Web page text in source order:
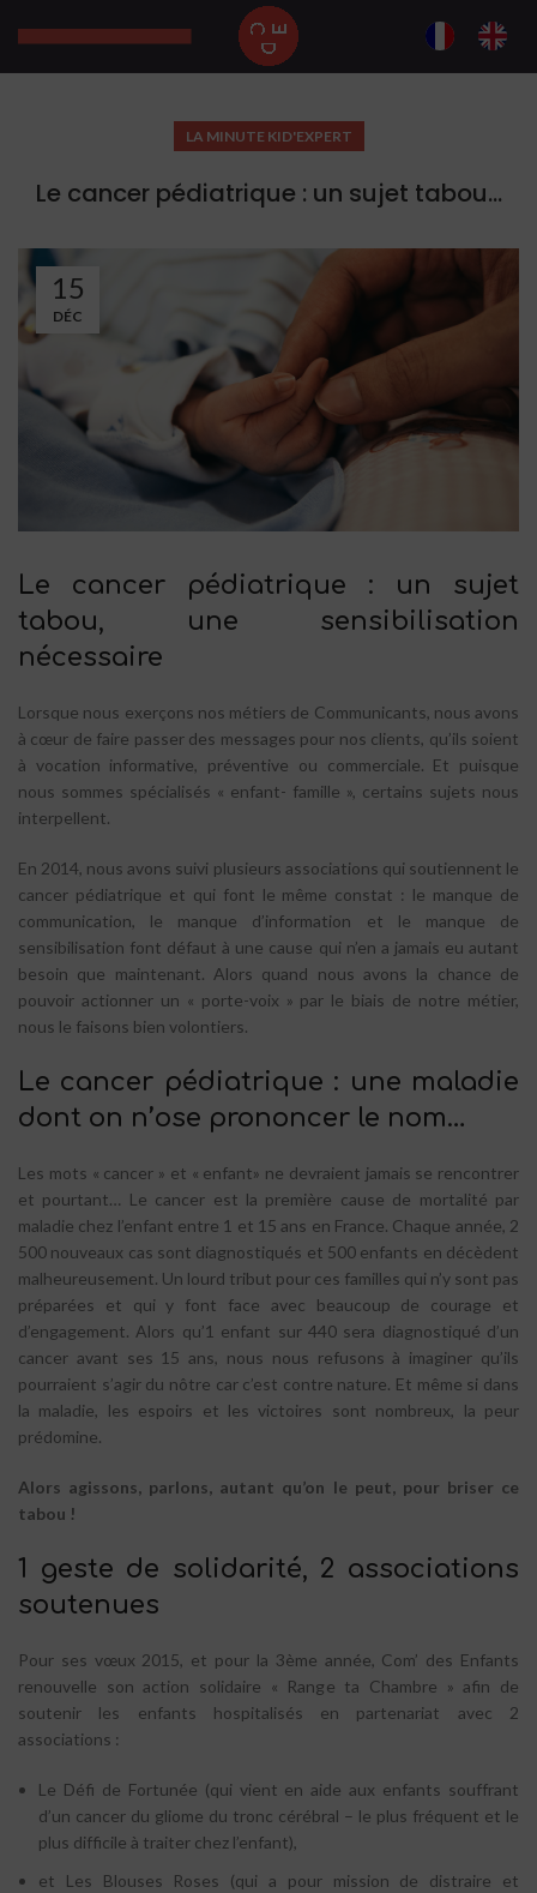
LA MINUTE KID'EXPERT
Le cancer pédiatrique : un sujet tabou…
15
DÉC
Le cancer pédiatrique : un sujet
tabou, une sensibilisation
nécessaire
Lorsque nous exerçons nos métiers de Communicants, nous avons
à cœur de faire passer des messages pour nos clients, qu’ils soient
à vocation informative, préventive ou commerciale. Et puisque
nous sommes spécialisés « enfant- famille », certains sujets nous
interpellent.
En 2014, nous avons suivi plusieurs associations qui soutiennent le
cancer pédiatrique et qui font le même constat : le manque de
communication, le manque d’information et le manque de
sensibilisation font défaut à une cause qui n’en a jamais eu autant
besoin que maintenant. Alors quand nous avons la chance de
pouvoir actionner un « porte-voix » par le biais de notre métier,
nous le faisons bien volontiers.
Le cancer pédiatrique : une maladie
dont on n’ose prononcer le nom…
Les mots « cancer » et « enfant» ne devraient jamais se rencontrer
et pourtant… Le cancer est la première cause de mortalité par
maladie chez l’enfant entre 1 et 15 ans en France. Chaque année, 2
500 nouveaux cas sont diagnostiqués et 500 enfants en décèdent
malheureusement. Un lourd tribut pour ces familles qui n’y sont pas
préparées et qui y font face avec beaucoup de courage et
d’engagement. Alors qu’1 enfant sur 440 sera diagnostiqué d’un
cancer avant ses 15 ans, nous nous refusons à imaginer qu’ils
pourraient s’agir du nôtre car c’est contre nature. Et même si dans
la maladie, les espoirs et les victoires sont nombreux, la peur
prédomine.
Alors agissons, parlons, autant qu’on le peut, pour briser ce
tabou !
1 geste de solidarité, 2 associations
soutenues
Pour ses vœux 2015, et pour la 3ème année, Com’ des Enfants
renouvelle son action solidaire « Range ta Chambre » afin de
soutenir les enfants hospitalisés en partenariat avec 2
associations :
Le Défi de Fortunée (qui vient en aide aux enfants souffrant
d’un cancer du gliome du tronc cérébral – le plus fréquent et le
plus difficile à traiter chez l’enfant),
et Les Blouses Roses (qui a pour mission de distraire et